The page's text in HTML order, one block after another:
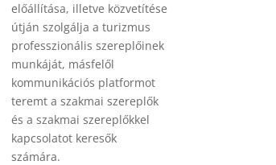
előállítása, illetve közvetítése
útján szolgálja a turizmus
professzionális szereplőinek
munkáját, másfelől
kommunikációs platformot
teremt a szakmai szereplők
és a szakmai szereplőkkel
kapcsolatot keresők
számára.